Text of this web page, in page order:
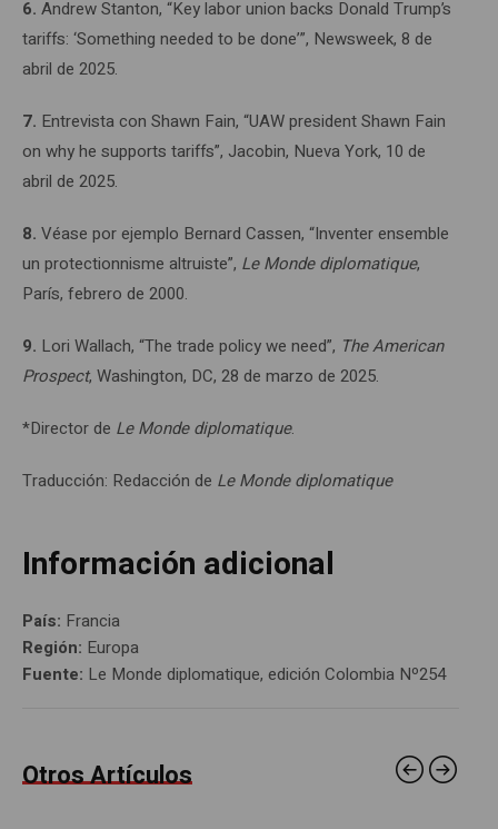
6. Andrew Stanton, “Key labor union backs Donald Trump’s
tariffs: ‘Something needed to be done’”, Newsweek, 8 de
abril de 2025.
7. Entrevista con Shawn Fain, “UAW president Shawn Fain
on why he supports tariffs”, Jacobin, Nueva York, 10 de
abril de 2025.
8. Véase por ejemplo Bernard Cassen, “Inventer ensemble
un protectionnisme altruiste”, Le Monde diplomatique,
París, febrero de 2000.
9. Lori Wallach, “The trade policy we need”, The American
Prospect, Washington, DC, 28 de marzo de 2025.
*Director de Le Monde diplomatique.
Traducción: Redacción de Le Monde diplomatique
Información adicional
País: Francia
Región: Europa
Fuente: Le Monde diplomatique, edición Colombia Nº254
Otros Artículos